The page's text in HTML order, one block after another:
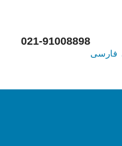
فارسی
021-91008898